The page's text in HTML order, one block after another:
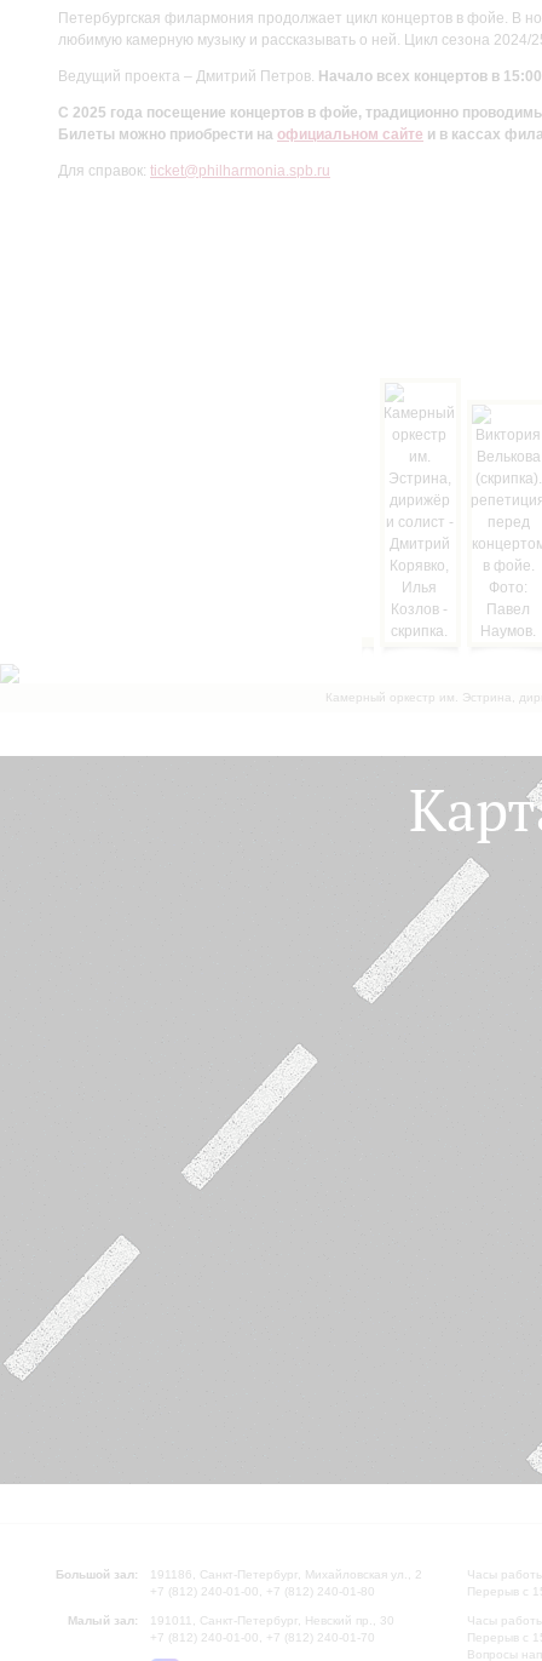
Петербургская филармония продолжает цикл концертов в фойе. В
любимую камерную музыку и рассказывать о ней. Цикл сезона
Ведущий проекта – Дмитрий Петров. Начало всех концертов в
С 2025 года посещение концертов в фойе, традиционно
Билеты можно приобрести на официальном сайте и в кассах
Для справок: ticket@philharmonia.spb.ru
Камерный оркестр им. Эстрина,
Большой зал:
191186, Санкт-Петербург, Михайловская ул., 2
+7 (812) 240-01-00, +7 (812) 240-01-80
Малый зал:
191011, Санкт-Петербург, Невский пр., 30
+7 (812) 240-01-00, +7 (812) 240-01-70
Часы
Перерыв с
Часы
Перерыв с
Вопросы